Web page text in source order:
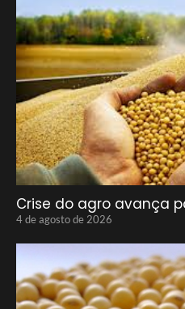
Crise do agro avança
4 de agosto de 2026